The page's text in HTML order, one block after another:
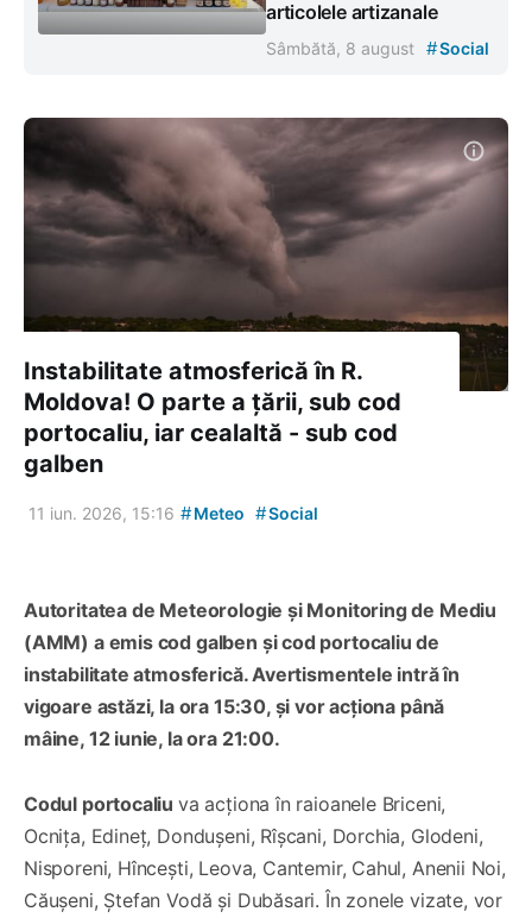
articolele artizanale
Sâmbătă, 8 august #Social
Instabilitate atmosferică în R.
Moldova! O parte a țării, sub cod
portocaliu, iar cealaltă - sub cod
galben
11 iun. 2026, 15:16 #Meteo #Social
Autoritatea de Meteorologie și Monitoring de Mediu
(AMM) a emis cod galben și cod portocaliu de
instabilitate atmosferică. Avertismentele intră în
vigoare astăzi, la ora 15:30, și vor acționa până
mâine, 12 iunie, la ora 21:00.
Codul portocaliu va acționa în raioanele Briceni,
Ocnița, Edineț, Dondușeni, Rîșcani, Dorchia, Glodeni,
Nisporeni, Hîncești, Leova, Cantemir, Cahul, Anenii Noi,
Căușeni, Ștefan Vodă și Dubăsari. În zonele vizate, vor